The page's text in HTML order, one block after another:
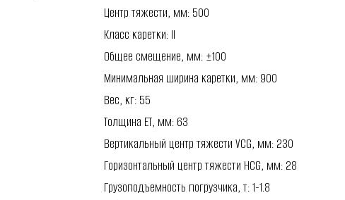
Центр тяжести, мм: 500
Класс каретки: II
Общее смещение, мм: ±100
Минимальная ширина каретки, мм: 900
Вес, кг: 55
Толщина ET, мм: 63
Вертикальный центр тяжести VCG, мм: 230
Горизонтальный центр тяжести HCG, мм: 28
Грузоподъемность погрузчика, т: 1-1.8